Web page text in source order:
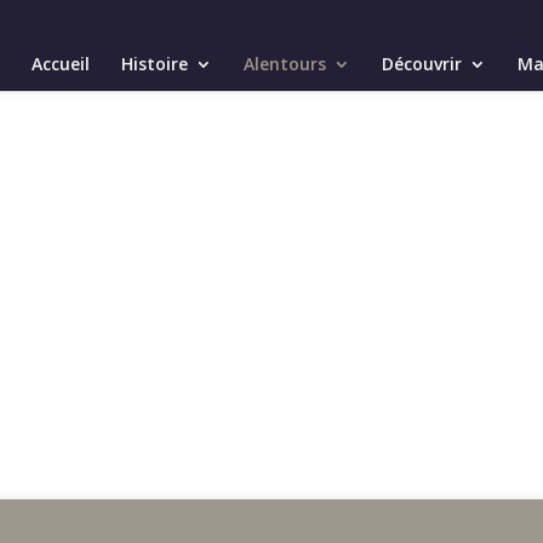
Accueil Histoire Alentours Découvrir